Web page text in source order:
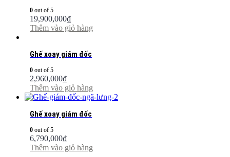
0 out of 5
19,900,000₫
Thêm vào giỏ hàng
Ghế xoay giám đốc
0 out of 5
2,960,000₫
Thêm vào giỏ hàng
Ghế xoay giám đốc
0 out of 5
6,790,000₫
Thêm vào giỏ hàng